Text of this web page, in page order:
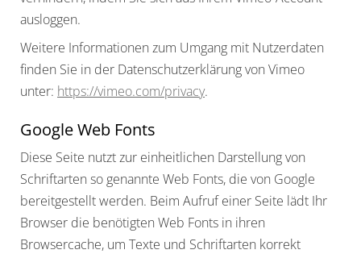
ausloggen.
Weitere Informationen zum Umgang mit Nutzerdaten
finden Sie in der Datenschutzerklärung von Vimeo
unter: https://vimeo.com/privacy.
Google Web Fonts
Diese Seite nutzt zur einheitlichen Darstellung von
Schriftarten so genannte Web Fonts, die von Google
bereitgestellt werden. Beim Aufruf einer Seite lädt Ihr
Browser die benötigten Web Fonts in ihren
Browsercache, um Texte und Schriftarten korrekt